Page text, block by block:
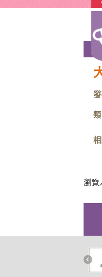
發
相
瀏覽